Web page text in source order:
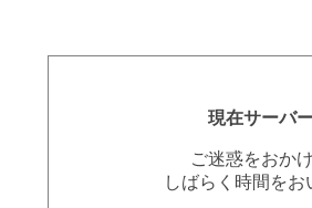
現在サーバ
ご迷惑をおか
しばらく時間を